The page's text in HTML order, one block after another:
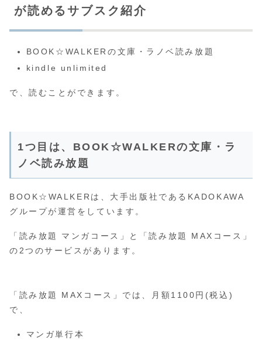
が読めるサブスク紹介
BOOK☆WALKERの文庫・ラノベ読み放題
kindle unlimited
で、読むことができます。
1つ目は、BOOK☆WALKERの文庫・ラ
ノベ読み放題
BOOK☆WALKERは、大手出版社であるKADOKAWA
グループが運営をしています。
「読み放題 マンガコース」と「読み放題 MAXコース」
の2つのサービスがあります。
「読み放題 MAXコース」では、月額1100円(税込)
で、
マンガ単行本